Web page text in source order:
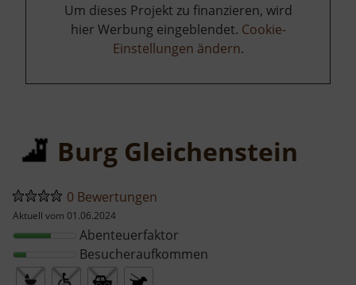
Um dieses Projekt zu finanzieren, wird
hier Werbung eingeblendet. Cookie-
Einstellungen ändern.
Burg Gleichenstein
0 Bewertungen
Aktuell vom 01.06.2024
Abenteuerfaktor
Besucheraufkommen